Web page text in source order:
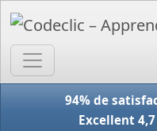
94% de
Excellent